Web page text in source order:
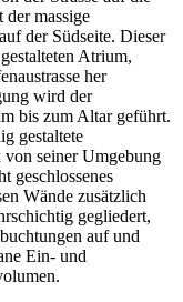
der massige
der Südseite. Dieser
Atrium,
her
wird der
bis zum Altar geführt.
gestaltete
von seiner Umgebung
geschlossenes
Wände zusätzlich
gegliedert,
auf und
Ein- und